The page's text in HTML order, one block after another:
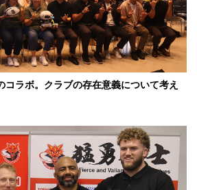
コラボ。クラブの存在意義について考え